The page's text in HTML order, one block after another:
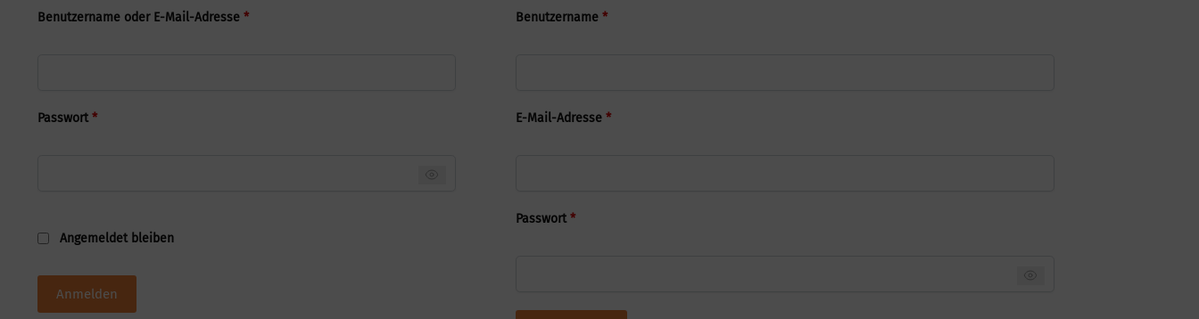
Benutzername oder E-Mail-Adresse *
Passwort *
Angemeldet bleiben
Anmelden
Benutzername*
E-Mail-Adresse*
Passwort*